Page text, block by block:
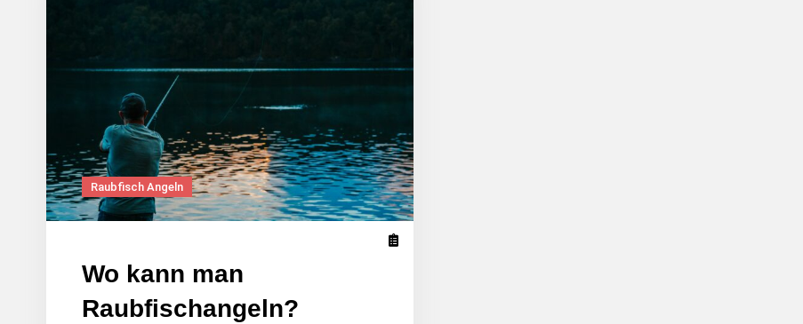
Raubfisch Angeln
Wo kann man
Raubfischangeln?